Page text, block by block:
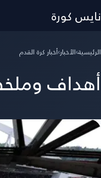
نايس كورة
الرئيسية›الأخبار›أخبار كرة القدم
أهداف